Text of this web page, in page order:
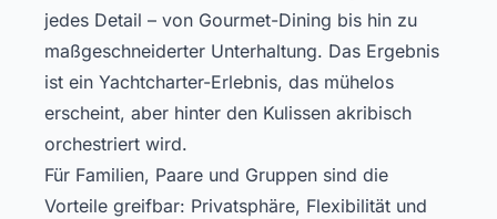
jedes Detail – von Gourmet-Dining bis hin zu
maßgeschneiderter Unterhaltung. Das Ergebnis
ist ein Yachtcharter-Erlebnis, das mühelos
erscheint, aber hinter den Kulissen akribisch
orchestriert wird.
Für Familien, Paare und Gruppen sind die
Vorteile greifbar: Privatsphäre, Flexibilität und